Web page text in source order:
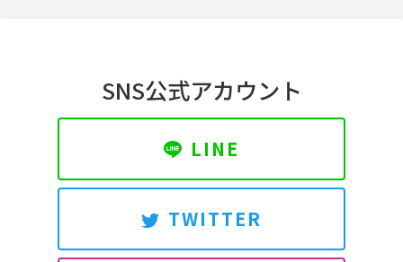
SNS公式アカウント
LINE
TWITTER